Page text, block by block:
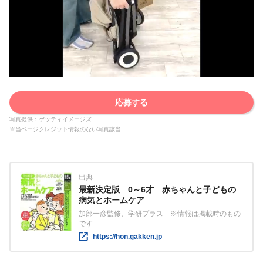
応募する
写真提供：ゲッティイメージズ
※当ページクレジット情報のない写真該当
出典
最新決定版 0～6才 赤ちゃんと子どもの
病気とホームケア
加部一彦監修、学研プラス ※情報は掲載時のもの
です
https://hon.gakken.jp